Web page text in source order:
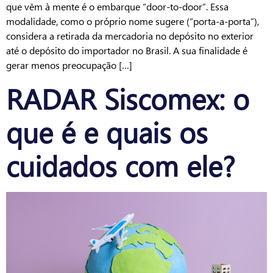
que vêm à mente é o embarque “door-to-door”. Essa
modalidade, como o próprio nome sugere (“porta-a-porta”),
considera a retirada da mercadoria no depósito no exterior
até o depósito do importador no Brasil. A sua finalidade é
gerar menos preocupação […]
RADAR Siscomex: o
que é e quais os
cuidados com ele?